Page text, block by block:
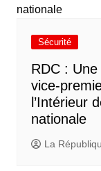
Sécurité
RDC :
vice-
l’Intérieur
nationale
La